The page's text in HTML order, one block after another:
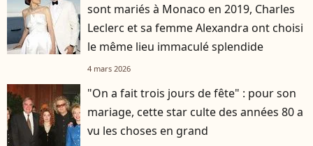
sont mariés à Monaco en 2019, Charles
Leclerc et sa femme Alexandra ont choisi
le même lieu immaculé splendide
4 mars 2026
"On a fait trois jours de fête" : pour son
mariage, cette star culte des années 80 a
vu les choses en grand